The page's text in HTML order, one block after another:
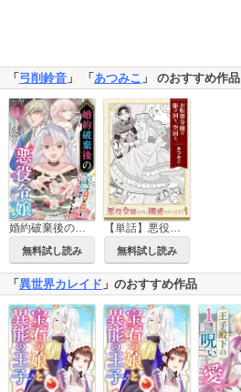
「 弓削鈴音 」 「 あつみこ 」 のおすすめ作品
婚約破棄後の悪役令嬢～ショックで前世の記憶を思い出したのでハッピーエンド目指します！～ 単行本版
無料試し読み
【単話】悪役令嬢なのに溺愛されてます？ 『お転婆令嬢は駆け回り、空回り。』
無料試し読み
「 異世界カレイド 」のおすすめ作品